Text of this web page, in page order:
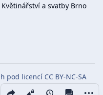
Share this page
Zobrazení
Květinářství a svatby Brno
pod licencí CC BY-NC-SA